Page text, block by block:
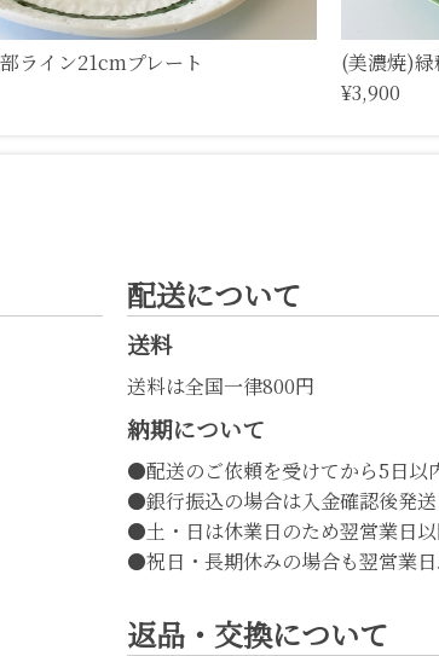
ライン21cmプレート
(美濃焼)
¥3,900
配送について
送料
送料は全国一律800円
納期について
●配送のご依頼を受けてから5日以
●銀行振込の場合は入金確認後発送
●土・日は休業日のため翌営業日
●祝日・長期休みの場合も翌営業
返品・交換について